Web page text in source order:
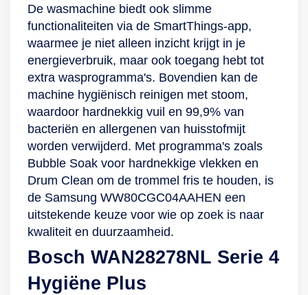
grondig te weken in
actieve bubbels.
Geruisloos en
toekomstbestendig
Wassen doe je met
dit Samsung-
apparaat in stilte.
Niet alleen is de
koolborstelloze
motor stiller in
gebruik, maar de
machine is ook
voorzien van VRT
Plus. Deze
technologie bestaat
trillingssensor die
EcoBubble-
technologie heeft
deze wasmachine
geen warm water
nodig om jouw
wasgoed te
voorzien van een
effectieve
reinigingsbeurt.
Deze technologie
zorgt ervoor dat
jouw kleding wordt
beschermd zonder
in te leveren op
wasprestaties. Het
toevoegt, wordt
De wasmachine biedt ook slimme
functionaliteiten via de SmartThings-app,
waarmee je niet alleen inzicht krijgt in je
energieverbruik, maar ook toegang hebt tot
extra wasprogramma's. Bovendien kan de
machine hygiënisch reinigen met stoom,
waardoor hardnekkig vuil en 99,9% van
bacteriën en allergenen van huisstofmijt
worden verwijderd. Met programma's zoals
Bubble Soak voor hardnekkige vlekken en
Drum Clean om de trommel fris te houden, is
de Samsung WW80CGC04AAHEN een
uitstekende keuze voor wie op zoek is naar
kwaliteit en duurzaamheid.
Bosch WAN28278NL Serie 4
Hygiëne Plus